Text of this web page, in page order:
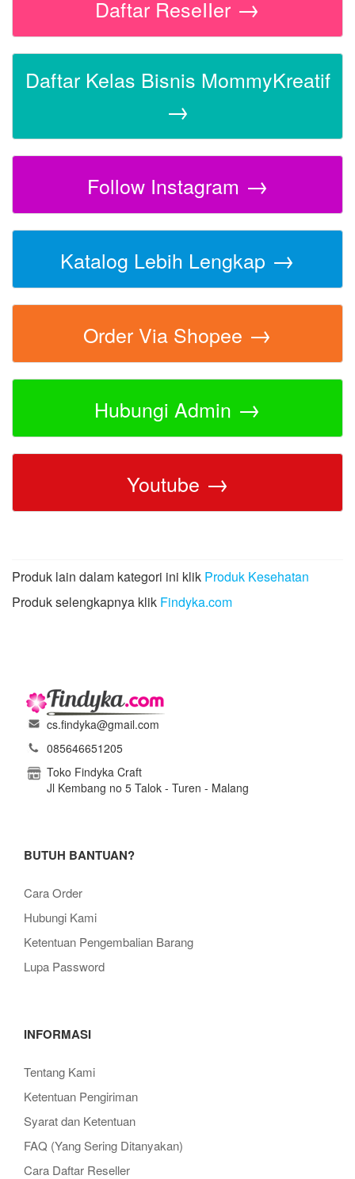
Daftar ReseIIer →
Daftar Kelas Bisnis MommyKreatif
→
Follow Instagram →
Katalog Lebih Lengkap →
Order Via Shopee →
Hubungi Admin →
Youtube →
Produk lain dalam kategori ini klik Produk Kesehatan
Produk selengkapnya klik Findyka.com
cs.findyka@gmail.com
085646651205
Toko Findyka Craft
Jl Kembang no 5 Talok - Turen - Malang
BUTUH BANTUAN?
Cara Order
Hubungi Kami
Ketentuan Pengembalian Barang
Lupa Password
INFORMASI
Tentang Kami
Ketentuan Pengiriman
Syarat dan Ketentuan
FAQ (Yang Sering Ditanyakan)
Cara Daftar Reseller